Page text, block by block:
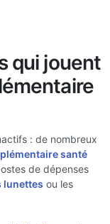
qui jouent
: de nombreux
santé
de dépenses
lunettes ou les